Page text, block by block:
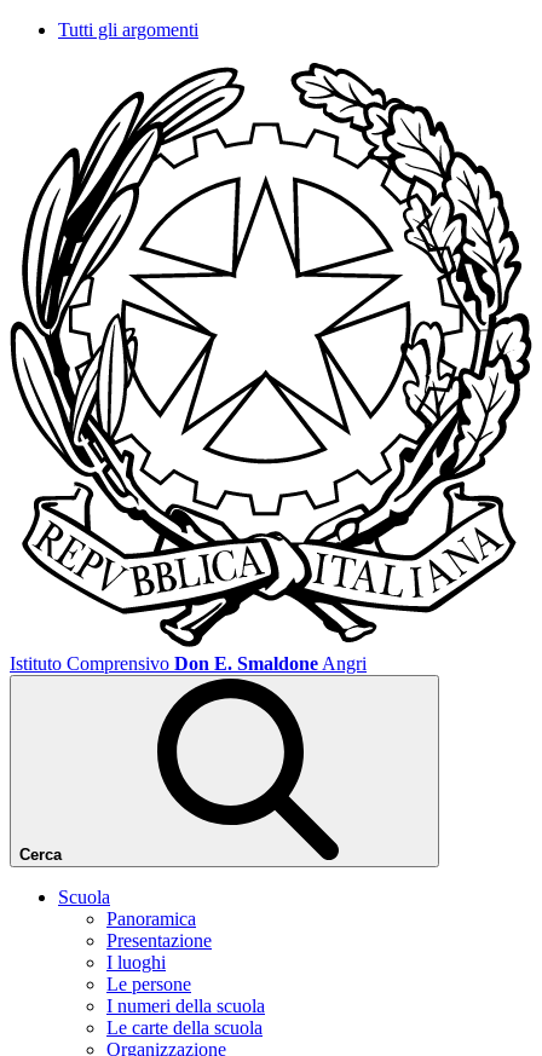
Tutti gli argomenti
Istituto Comprensivo Don E. Smaldone Angri
Cerca
Scuola
Panoramica
Presentazione
I luoghi
Le persone
I numeri della scuola
Le carte della scuola
Organizzazione